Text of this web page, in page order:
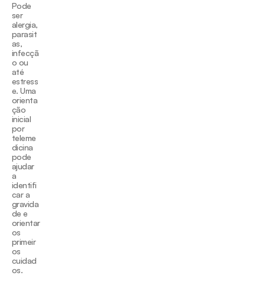
Pode
ser
alergia,
parasit
as,
infecçã
o ou
até
estress
e. Uma
orienta
ção
inicial
por
teleme
dicina
pode
ajudar
a
identifi
car a
gravida
de e
orientar
os
primeir
os
cuidad
os.